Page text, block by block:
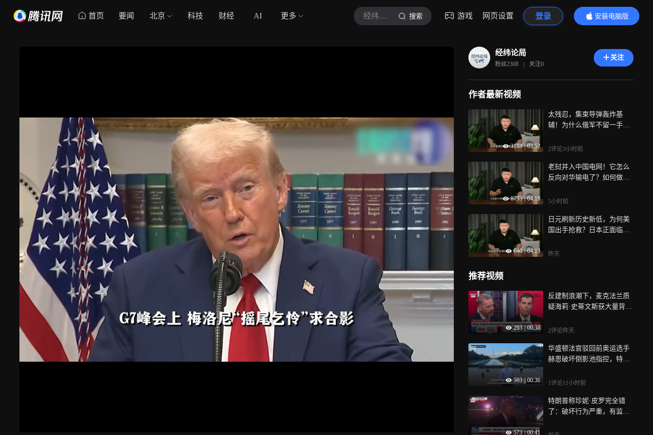
首页 要闻 北京 科技 财经 AI 更多 经纬论局 搜索 游戏 网页设置 登录
安装电脑版
内容更精彩
经纬论局
粉丝2308 | 关注0
关注
作者最新视频
3188 | 03:52
太残忍，集束导弹轰炸基
辅！为什么俄军不留一手
2评论3小时前
8733 | 04:18
老挝并入中国电网！它怎么
反向对华输电了？如何做到
5小时前
640 | 04:13
日元刷新历史新低，为何美
国出手抢救？日本正面临怎
昨天
推荐视频
293 | 00:38
反建制浪潮下，麦克法兰质
疑海莉·史蒂文斯获大量背
2评论昨天
503 | 00:36
华盛顿法官驳回前奥运选手
赫恩破坏倒影池指控，特朗
1评论11小时前
573 | 00:41
特朗普称珍妮·皮罗完全错
了：破坏行为严重，有监控